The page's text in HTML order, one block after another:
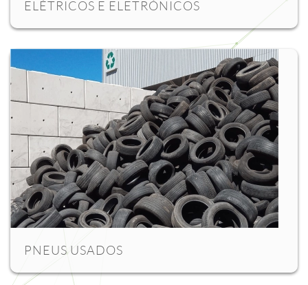
ELÉTRICOS E ELETRÓNICOS
PNEUS USADOS